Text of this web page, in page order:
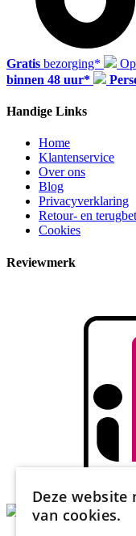
Gratis bezorging*
binnen 48 uur*
Handige Links
Home
Klantenservice
Over ons
Blog
Privacyverklaring
Retour- en
Cookies
Reviewmerk
Deze website
van cookies.